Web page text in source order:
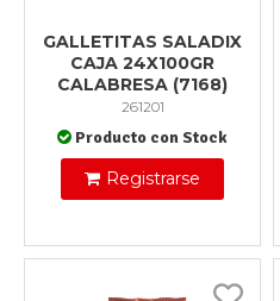
GALLETITAS SALADIX
CAJA 24X100GR
CALABRESA (7168)
261201
Producto con Stock
Registrarse